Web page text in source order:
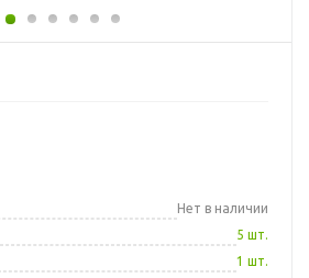
Нет в наличии
5 шт.
1 шт.